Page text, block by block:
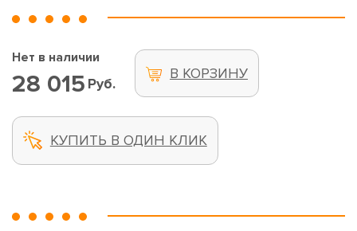
Нет в наличии
28 015 Руб.
В КОРЗИНУ
КУПИТЬ В ОДИН КЛИК